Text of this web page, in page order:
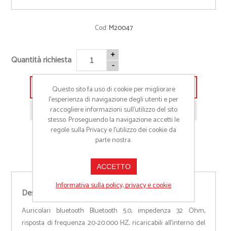
Cod:M20047
Quantità richiesta
+
-
Aggiungi alla lista preventivo
Richiedi informazioni prodotto
Descrizione:
Auricolari bluetooth Bluetooth 5.0, impedenza 32 Ohm,
risposta di frequenza 20-20.000 HZ, ricaricabili all’interno del
Questo sito fa uso di cookie per migliorare
l’esperienza di navigazione degli utenti e per
raccogliere informazioni sull’utilizzo del sito
stesso. Proseguendo la navigazione accetti le
regole sulla Privacy e l'utilizzo dei cookie da
parte nostra.
ACCETTO
Informativa sulla policy, privacy e cookie